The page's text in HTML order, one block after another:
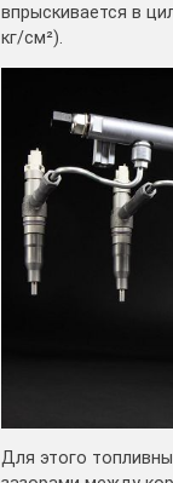
впрыскивается в
кг/см²).
Для этого